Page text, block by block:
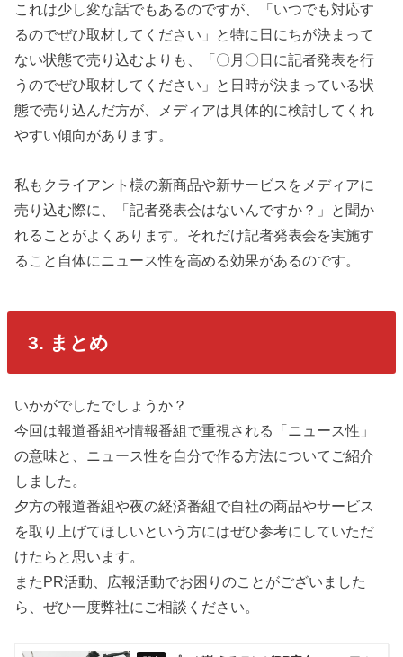
これは少し変な話でもあるのですが、「いつでも対応す
るのでぜひ取材してください」と特に日にちが決まって
ない状態で売り込むよりも、「〇月〇日に記者発表を行
うのでぜひ取材してください」と日時が決まっている状
態で売り込んだ方が、メディアは具体的に検討してくれ
やすい傾向があります。
私もクライアント様の新商品や新サービスをメディアに
売り込む際に、「記者発表会はないんですか？」と聞か
れることがよくあります。それだけ記者発表会を実施す
ること自体にニュース性を高める効果があるのです。
3. まとめ
いかがでしたでしょうか？
今回は報道番組や情報番組で重視される「ニュース性」
の意味と、ニュース性を自分で作る方法についてご紹介
しました。
夕方の報道番組や夜の経済番組で自社の商品やサービス
を取り上げてほしいという方にはぜひ参考にしていただ
けたらと思います。
またPR活動、広報活動でお困りのことがございました
ら、ぜひ一度弊社にご相談ください。